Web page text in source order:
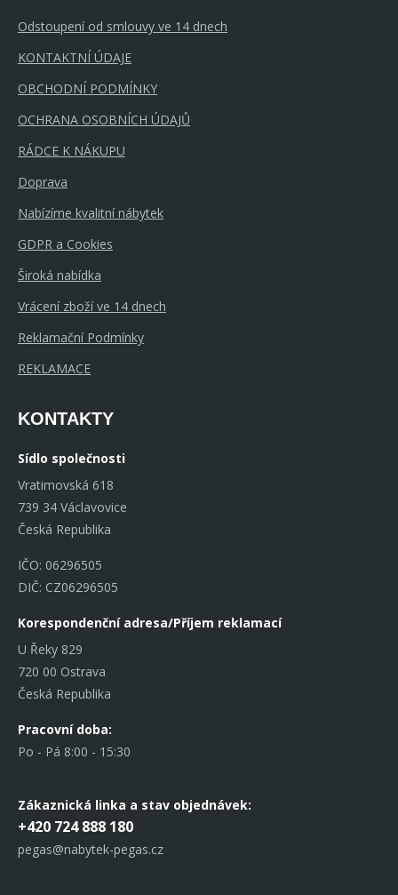
Odstoupení od smlouvy ve 14 dnech
KONTAKTNÍ ÚDAJE
OBCHODNÍ PODMÍNKY
OCHRANA OSOBNÍCH ÚDAJŮ
RÁDCE K NÁKUPU
Doprava
Nabízíme kvalitní nábytek
GDPR a Cookies
Široká nabídka
Vrácení zboží ve 14 dnech
Reklamační Podmínky
REKLAMACE
KONTAKTY
Sídlo společnosti
Vratimovská 618
739 34 Václavovice
Česká Republika
IČO: 06296505
DIČ: CZ06296505
Korespondenční adresa/Příjem reklamací
U Řeky 829
720 00 Ostrava
Česká Republika
Pracovní doba:
Po - Pá 8:00 - 15:30
Zákaznická linka a stav objednávek:
+420 724 888 180
pegas@nabytek-pegas.cz